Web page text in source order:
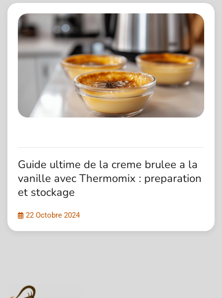
Guide ultime de la creme brulee a la
vanille avec Thermomix : preparation
et stockage
22 Octobre 2024